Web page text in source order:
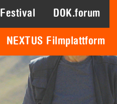
Festival DOK.forum
NEXTUS Filmplattform